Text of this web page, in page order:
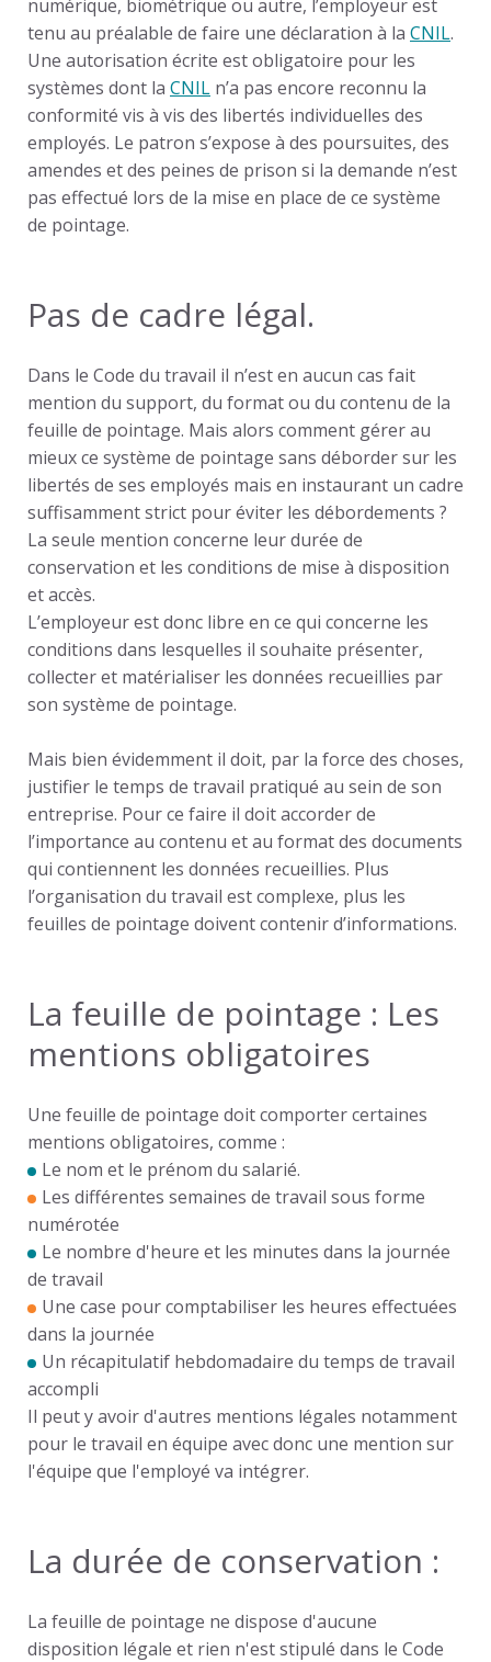
numérique, biométrique ou autre, l’employeur est
tenu au préalable de faire une déclaration à la CNIL.
Une autorisation écrite est obligatoire pour les
systèmes dont la CNIL n’a pas encore reconnu la
conformité vis à vis des libertés individuelles des
employés. Le patron s’expose à des poursuites, des
amendes et des peines de prison si la demande n’est
pas effectué lors de la mise en place de ce système
de pointage.
Pas de cadre légal.
Dans le Code du travail il n’est en aucun cas fait
mention du support, du format ou du contenu de la
feuille de pointage. Mais alors comment gérer au
mieux ce système de pointage sans déborder sur les
libertés de ses employés mais en instaurant un cadre
suffisamment strict pour éviter les débordements ?
La seule mention concerne leur durée de
conservation et les conditions de mise à disposition
et accès.
L’employeur est donc libre en ce qui concerne les
conditions dans lesquelles il souhaite présenter,
collecter et matérialiser les données recueillies par
son système de pointage.
Mais bien évidemment il doit, par la force des choses,
justifier le temps de travail pratiqué au sein de son
entreprise. Pour ce faire il doit accorder de
l’importance au contenu et au format des documents
qui contiennent les données recueillies. Plus
l’organisation du travail est complexe, plus les
feuilles de pointage doivent contenir d’informations.
La feuille de pointage : Les
mentions obligatoires
Une feuille de pointage doit comporter certaines
mentions obligatoires, comme :
Le nom et le prénom du salarié.
Les différentes semaines de travail sous forme
numérotée
Le nombre d'heure et les minutes dans la journée
de travail
Une case pour comptabiliser les heures effectuées
dans la journée
Un récapitulatif hebdomadaire du temps de travail
accompli
Il peut y avoir d'autres mentions légales notamment
pour le travail en équipe avec donc une mention sur
l'équipe que l'employé va intégrer.
La durée de conservation :
La feuille de pointage ne dispose d'aucune
disposition légale et rien n'est stipulé dans le Code